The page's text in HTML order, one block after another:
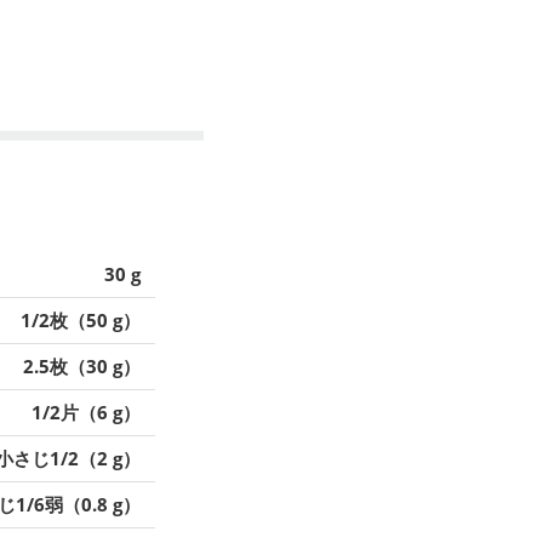
30 g
1/2枚（50 g）
2.5枚（30 g）
1/2片（6 g）
さじ1/2（2 g）
1/6弱（0.8 g）